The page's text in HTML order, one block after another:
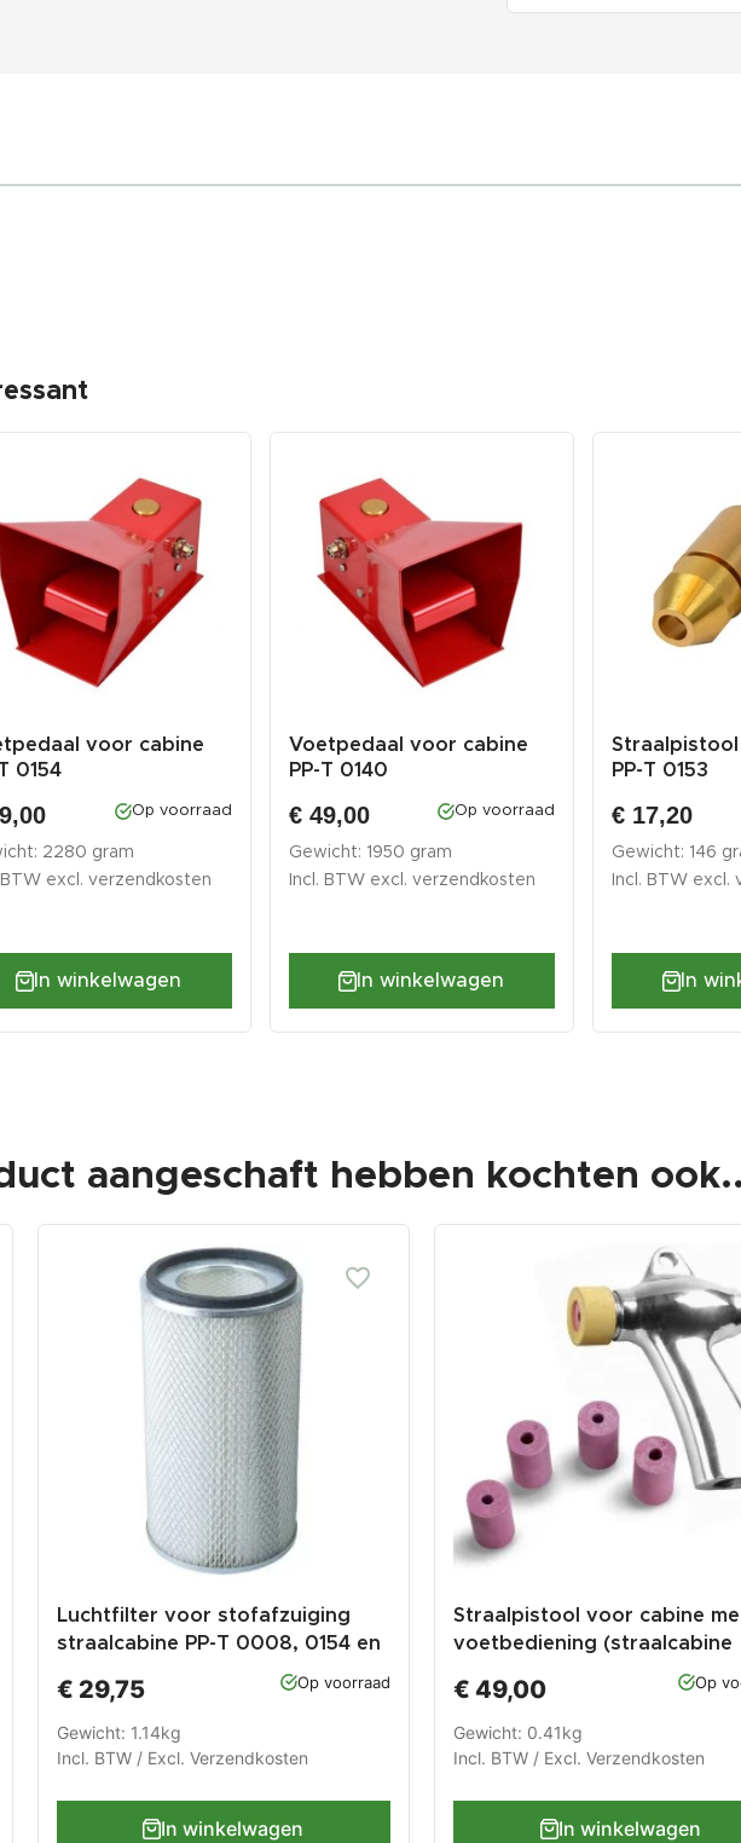
voor cabine
0154
Op voorraad
2280 gram
BTW excl. verzendkosten
In winkelwagen
Voetpedaal voor cabine
PP-T 0140
€ 49,00 Op voorraad
Gewicht: 1950 gram
Incl. BTW excl. verzendkosten
In winkelwagen
PP-T 0153
€ 17,20
Gewicht: 146
Incl. BTW excl.
In
aangeschaft hebben kochten
Luchtfilter voor stofafzuiging
straalcabine PP-T 0008, 0154 en
€ 29,75 Op voorraad
Gewicht: 1.14kg
Incl. BTW / Excl. Verzendkosten
In winkelwagen
Straalpistool voor cabine
voetbediening (straalcabine
€ 49,00 Op
Gewicht: 0.41kg
Incl. BTW / Excl. Verzendkosten
In winkelwagen